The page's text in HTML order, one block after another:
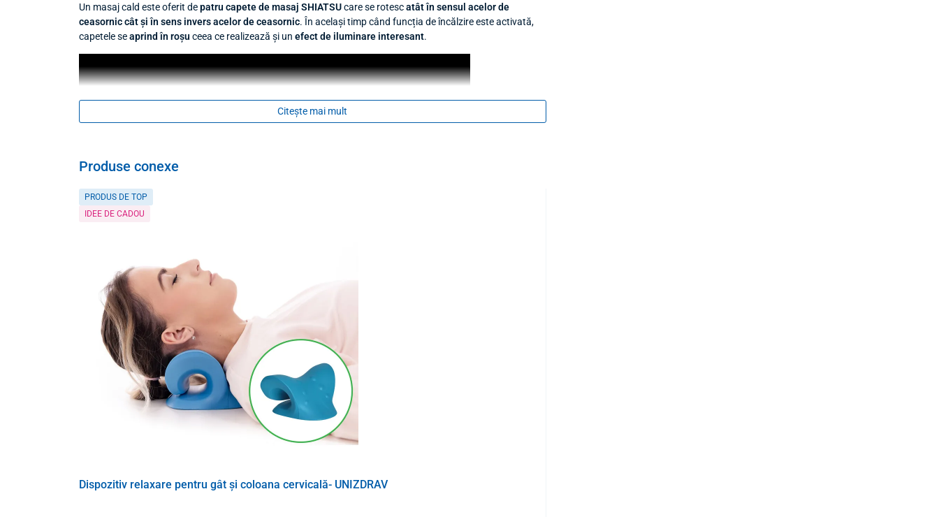
Un masaj cald este oferit depatru capete de masaj SHIATSUcare se rotescatât în sensul acelor de
ceasornic cât și în sens invers acelor de ceasornic. În același timp când funcția de încălzire este activată,
capetele seaprind în roșu ceea ce realizează și un efect de iluminare interesant.
Puteți masa confortabil diferite părți ale corpului cu perna. Depinde în întregime de dvs. dacă îl plasați sub
partea lombară a coloanei vertebrale, gât sau coapse sau gambe. El poate oferi peste tot
cald și relaxant.
Un alt beneficiu al acestei perne este designul universal înculoarea trendy antracit
remarcată pe fiecare set de canapele și care este desigur,detașabilă
mașina de spălat.
Citește mai mult
Produse conexe
PRODUS DE TOP
IDEE DE CADOU
Dispozitiv relaxare pentru gât și coloana cervicală- UNIZDRAV